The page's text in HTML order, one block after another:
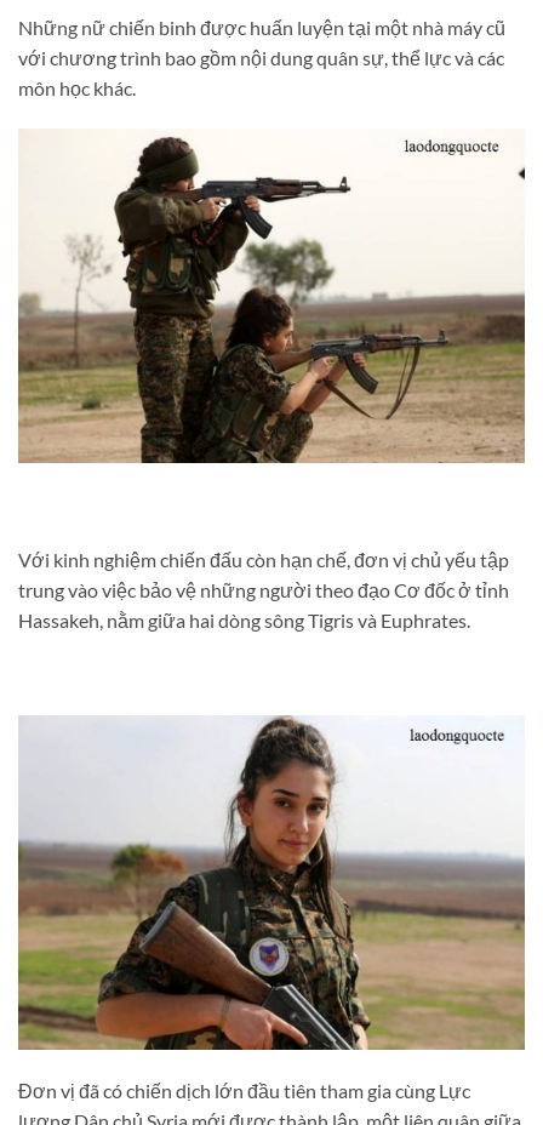
Những nữ chiến binh được huấn luyện tại một nhà máy cũ
với chương trình bao gồm nội dung quân sự, thể lực và các
môn học khác.
Với kinh nghiệm chiến đấu còn hạn chế, đơn vị chủ yếu tập
trung vào việc bảo vệ những người theo đạo Cơ đốc ở tỉnh
Hassakeh, nằm giữa hai dòng sông Tigris và Euphrates.
Đơn vị đã có chiến dịch lớn đầu tiên tham gia cùng Lực